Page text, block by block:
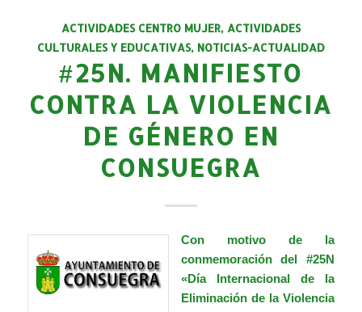
ACTIVIDADES CENTRO MUJER, ACTIVIDADES
CULTURALES Y EDUCATIVAS, NOTICIAS-ACTUALIDAD
#25N. MANIFIESTO
CONTRA LA VIOLENCIA
DE GÉNERO EN
CONSUEGRA
Con motivo de la
conmemoración del #25N
«Día Internacional de la
Eliminación de la Violencia